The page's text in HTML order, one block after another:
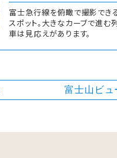
富士急行線を俯瞰で撮影でき
スポット。大きなカーブで進む
車は見応えがあります。
富士山ビュ